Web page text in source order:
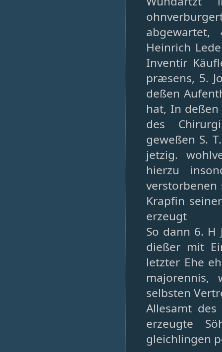
Heinrich
Inventir
præsens, 5.
deßen
hat, In deßen
des
geweßen S.
jetzig.
hierzu
Krapfin
erzeugt
So dann 6. H
dießer mit
letzter Ehe
majorennis,
selbsten
Allesamt
erzeugte
gleichlingen